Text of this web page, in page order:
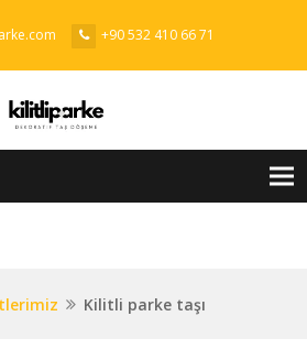
+90 532 410 66 71
Kilitli parke taşı